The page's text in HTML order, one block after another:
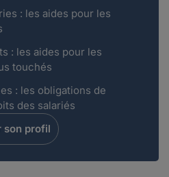
: les aides pour les
: les aides pour les
touchés
: les obligations de
des salariés
son profil